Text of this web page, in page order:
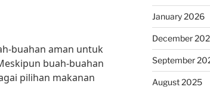
buahan aman untuk
buah-buahan
pilihan makanan
January 2026
December
September
August 2025